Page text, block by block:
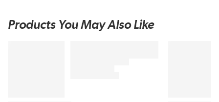
Products You May Also Like